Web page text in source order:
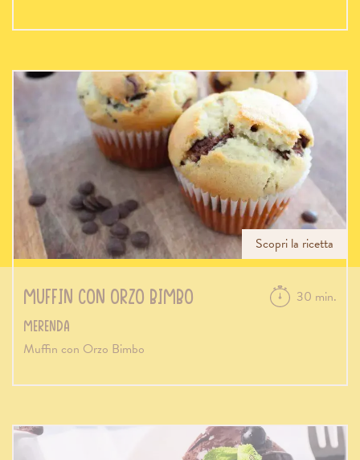
Scopri la ricetta
Muffin con Orzo Bimbo
Merenda
30 min.
Muffin con Orzo Bimbo